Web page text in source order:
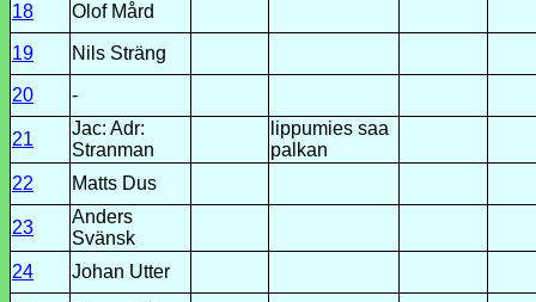
18 Olof Mård
19 Nils Sträng
20 -
21
Jac: Adr:
Stranman
lippumies saa
palkan
22
Matts Dus
23
Anders
Svänsk
24
Johan Utter